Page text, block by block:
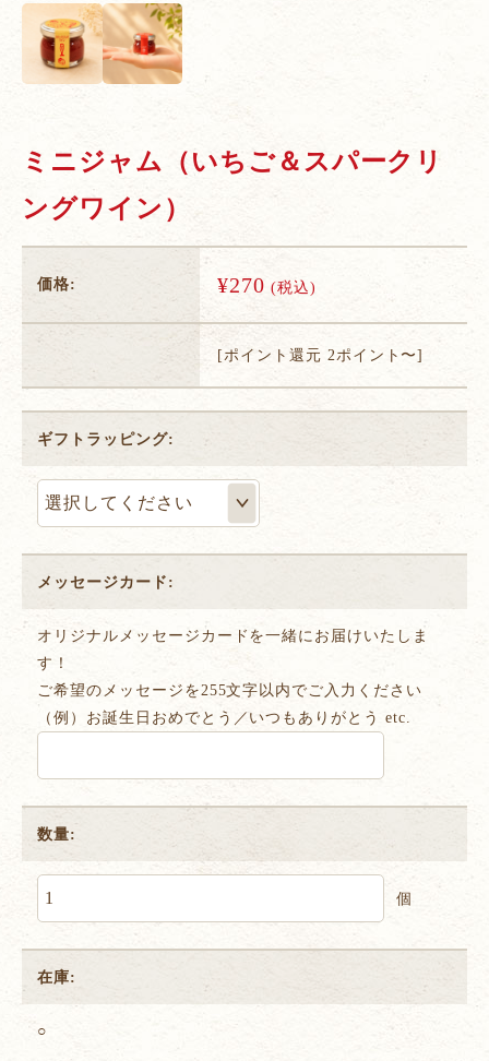
ミニジャム（いちご＆スパークリ
ングワイン）
価格: ¥270 (税込)
[ポイント還元 2ポイント〜]
ギフトラッピング:
メッセージカード:
オリジナルメッセージカードを一緒にお届けいたしま
す！
ご希望のメッセージを255文字以内でご入力ください
（例）お誕生日おめでとう／いつもありがとう etc.
数量:
個
在庫:
○